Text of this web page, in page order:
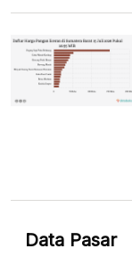
Data Pasar